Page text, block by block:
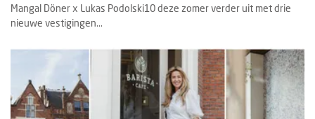
Mangal Döner x Lukas Podolski10 deze zomer verder uit met drie
nieuwe vestigingen...